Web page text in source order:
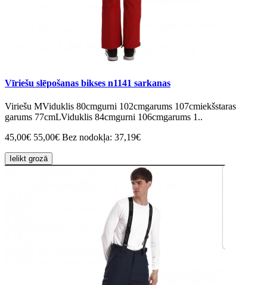
Vīriešu slēpošanas bikses n1141 sarkanas
Viriešu MViduklis 80cmgurni 102cmgarums 107cmiekšstaras
garums 77cmLViduklis 84cmgurni 106cmgarums 1..
45,00€ 55,00€ Bez nodokļa: 37,19€
Ielikt grozā